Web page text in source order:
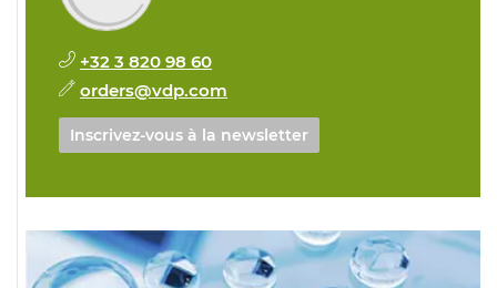
+32 3 820 98 60
orders@vdp.com
Inscrivez-vous à la newsletter